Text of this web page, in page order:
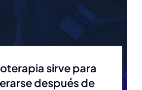
sirve para
después de